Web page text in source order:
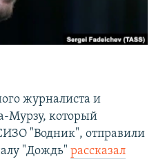
журналиста и
Мурзу, который
"Водник", отправили
"Дождь" рассказал